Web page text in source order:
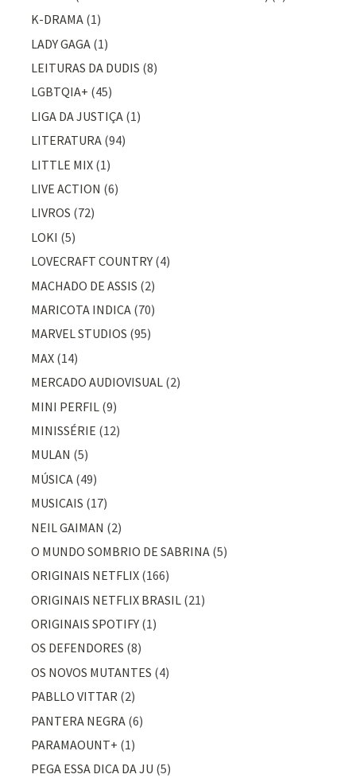
K-DRAMA (1)
LADY GAGA (1)
LEITURAS DA DUDIS (8)
LGBTQIA+ (45)
LIGA DA JUSTIÇA (1)
LITERATURA (94)
LITTLE MIX (1)
LIVE ACTION (6)
LIVROS (72)
LOKI (5)
LOVECRAFT COUNTRY (4)
MACHADO DE ASSIS (2)
MARICOTA INDICA (70)
MARVEL STUDIOS (95)
MAX (14)
MERCADO AUDIOVISUAL (2)
MINI PERFIL (9)
MINISSÉRIE (12)
MULAN (5)
MÚSICA (49)
MUSICAIS (17)
NEIL GAIMAN (2)
O MUNDO SOMBRIO DE SABRINA (5)
ORIGINAIS NETFLIX (166)
ORIGINAIS NETFLIX BRASIL (21)
ORIGINAIS SPOTIFY (1)
OS DEFENDORES (8)
OS NOVOS MUTANTES (4)
PABLLO VITTAR (2)
PANTERA NEGRA (6)
PARAMAOUNT+ (1)
PEGA ESSA DICA DA JU (5)